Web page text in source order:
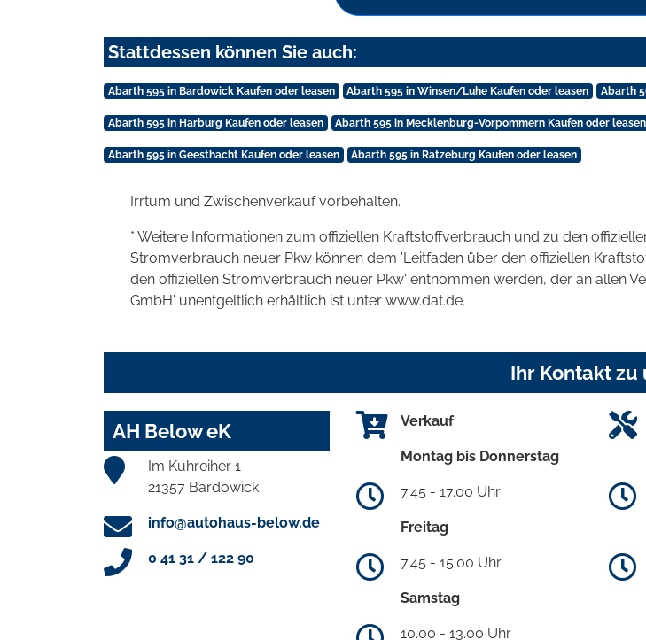
Stattdessen können Sie auch:
Abarth 595 in Bardowick Kaufen oder leasen Abarth 595 in Winsen/Luhe Kaufen oder leasen Abarth
Abarth 595 in Harburg Kaufen oder leasen Abarth 595 in Mecklenburg-Vorpommern Kaufen oder leasen
Abarth 595 in Geesthacht Kaufen oder leasen Abarth 595 in Ratzeburg Kaufen oder leasen
Irrtum und Zwischenverkauf vorbehalten.
* Weitere Informationen zum offiziellen Kraftstoffverbrauch und zu den
Stromverbrauch neuer Pkw können dem 'Leitfaden über den offiziellen
den offiziellen Stromverbrauch neuer Pkw' entnommen werden, der an allen
GmbH' unentgeltlich erhältlich ist unter www.dat.de.
Ihr Kontakt zu
AH Below eK
Im Kuhreiher 1
21357 Bardowick
info@autohaus-below.de
0 41 31 / 122 90
Verkauf
Montag bis Donnerstag
7.45 - 17.00 Uhr
Freitag
7.45 - 15.00 Uhr
Samstag
10.00 - 13.00 Uhr